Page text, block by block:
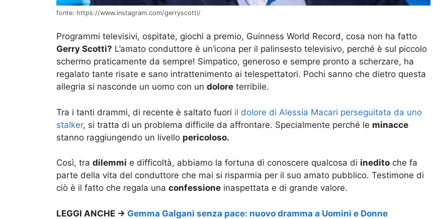
fonte: https://www.instagram.com/gerryscotti/
Programmi televisivi, ospitate, giochi a premio, Guinness World Record, cosa non ha fatto
Gerry Scotti? L’amato conduttore è un’icona per il palinsesto televisivo, perché è sul piccolo
schermo praticamente da sempre! Simpatico, generoso e sempre pronto a scherzare, ha
regalato tante risate e sano intrattenimento ai telespettatori. Pochi sanno che dietro questa
allegria si nasconde un uomo con un dolore terribile.
Tra i tanti drammi, di recente è saltato fuori il dolore di Alessia Macari perseguitata da uno
stalker, si tratta di un problema difficile da affrontare. Specialmente perché le minacce
stanno raggiungendo un livello pericoloso.
Così, tra dilemmi e difficoltà, abbiamo la fortuna di conoscere qualcosa di inedito che fa
parte della vita del conduttore che mai si risparmia per il suo amato pubblico. Testimone di
ciò è il fatto che regala una confessione inaspettata e di grande valore.
LEGGI ANCHE -> Gemma Galgani senza pace: nuovo dramma a Uomini e Donne